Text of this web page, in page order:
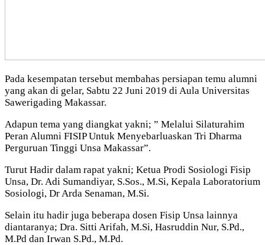
Pada kesempatan tersebut membahas persiapan temu alumni
yang akan di gelar, Sabtu 22 Juni 2019 di Aula Universitas
Sawerigading Makassar.
Adapun tema yang diangkat yakni; ” Melalui Silaturahim
Peran Alumni FISIP Untuk Menyebarluaskan Tri Dharma
Perguruan Tinggi Unsa Makassar”.
Turut Hadir dalam rapat yakni; Ketua Prodi Sosiologi Fisip
Unsa, Dr. Adi Sumandiyar, S.Sos., M.Si, Kepala Laboratorium
Sosiologi, Dr Arda Senaman, M.Si.
Selain itu hadir juga beberapa dosen Fisip Unsa lainnya
diantaranya; Dra. Sitti Arifah, M.Si, Hasruddin Nur, S.Pd.,
M.Pd dan Irwan S.Pd., M.Pd.